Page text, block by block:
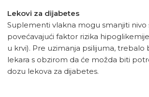
Lekovi za dijabetes
Suplementi vlakna mogu smanjiti nivo
povećavajući faktor rizika
u krvi). Pre uzimanja psilijuma, trebalo
lekara s obzirom da će možda biti
dozu lekova za dijabetes.